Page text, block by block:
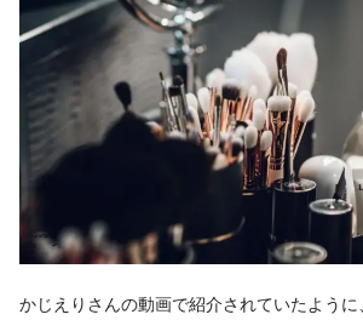
かじえりさんの動画で紹介されていたように